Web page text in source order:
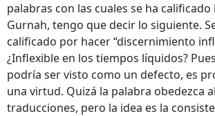
palabras con las cuales se ha
Gurnah, tengo que decir lo siguiente.
calificado por hacer “discernimiento
¿Inflexible en los tiempos líquidos?
podría ser visto como un defecto, es
una virtud. Quizá la palabra obedezca
traducciones, pero la idea es la